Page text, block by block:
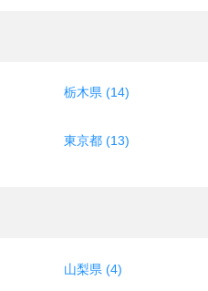
栃木県 (14)
東京都 (13)
山梨県 (4)